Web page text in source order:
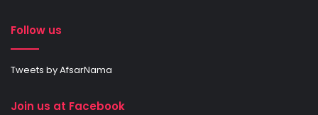
Follow us
Tweets by AfsarNama
Join us at Facebook